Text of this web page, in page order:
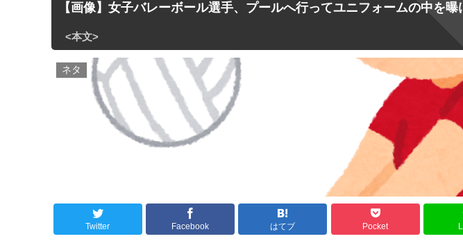
【画像】女子バレーボール選手、プールへ行ってユニフォームの中を
ネタ
Twitter Facebook はてブ Pocket